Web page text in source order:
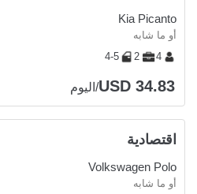
Kia Picanto
أو ما شابه
4
2
4-5
USD 34.83/اليوم
اقتصادية
Volkswagen Polo
أو ما شابه